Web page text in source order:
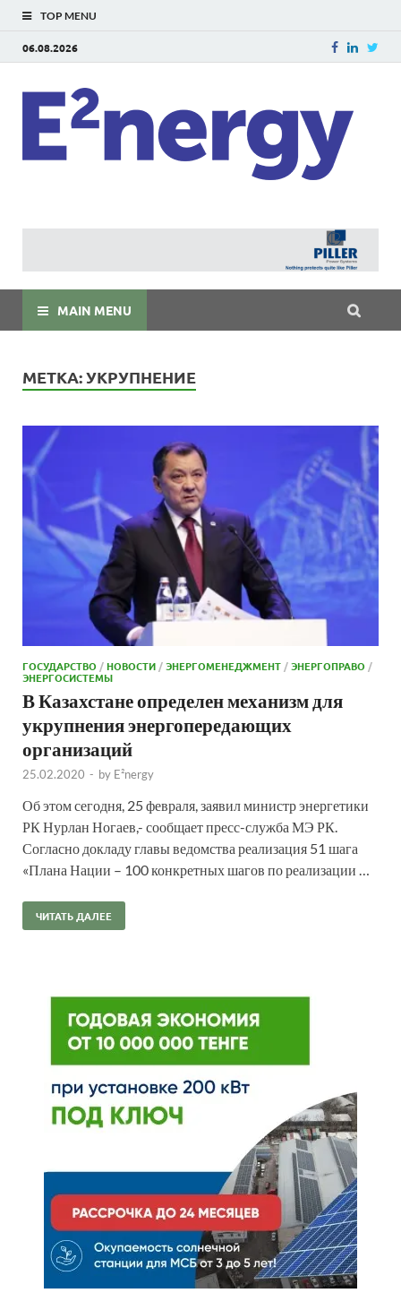
TOP MENU
06.08.2026
MAIN MENU
МЕТКА:УКРУПНЕНИЕ
ГОСУДАРСТВО /НОВОСТИ /ЭНЕРГОМЕНЕДЖМЕНТ /ЭНЕРГОПРАВО /
ЭНЕРГОСИСТЕМЫ
В Казахстане определен механизм для
укрупнения энергопередающих
организаций
25.02.2020 - by E²nergy
Об этом сегодня, 25 февраля, заявил министр энергетики
РК Нурлан Ногаев,- сообщает пресс-служба МЭ РК.
Согласно докладу главы ведомства реализация 51 шага
«Плана Нации – 100 конкретных шагов по реализации …
ЧИТАТЬ ДАЛЕЕ